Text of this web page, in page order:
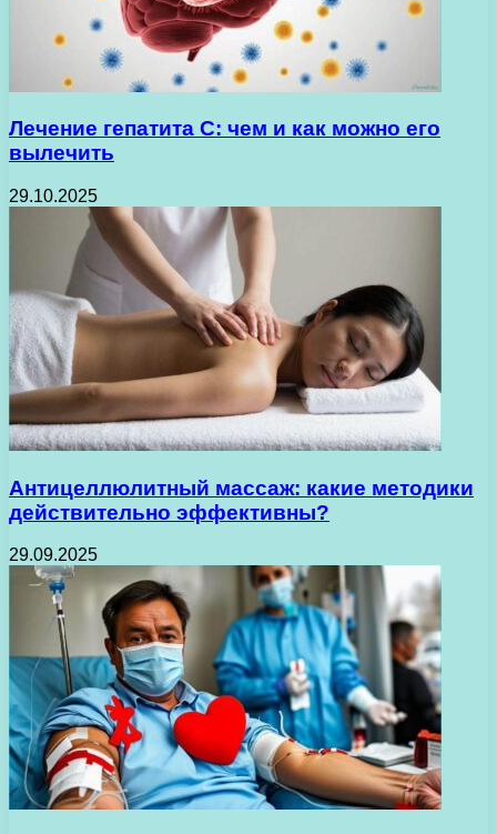
Лечение гепатита С: чем и как можно его
вылечить
29.10.2025
Антицеллюлитный массаж: какие методики
действительно эффективны?
29.09.2025